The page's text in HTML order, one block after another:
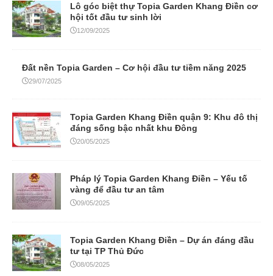
Lô góc biệt thự Topia Garden Khang Điền cơ
hội tốt đầu tư sinh lời
12/09/2025
Đất nền Topia Garden – Cơ hội đầu tư tiềm năng 2025
29/07/2025
Topia Garden Khang Điền quận 9: Khu đô thị
đáng sống bậc nhất khu Đông
20/05/2025
Pháp lý Topia Garden Khang Điền – Yếu tố
vàng để đầu tư an tâm
09/05/2025
Topia Garden Khang Điền – Dự án đáng đầu
tư tại TP Thủ Đức
08/05/2025